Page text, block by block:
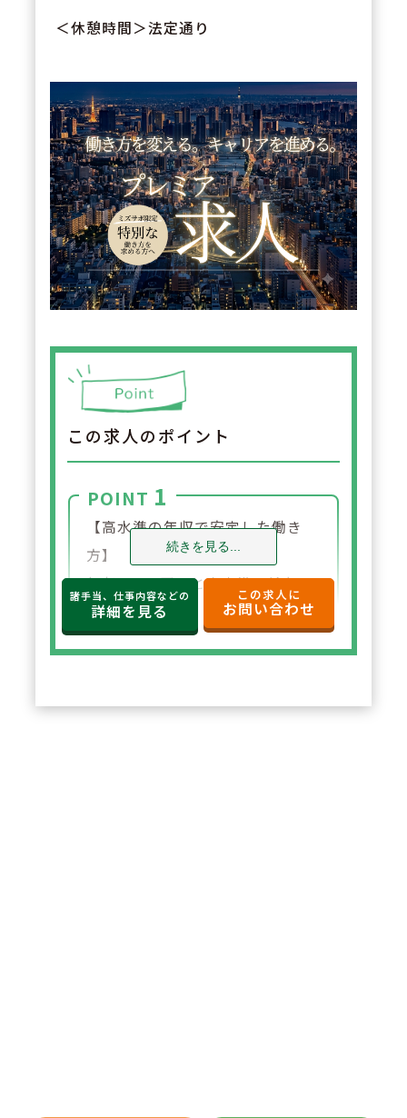
＜休憩時間＞法定通り
この求人のポイント
POINT 1
【高水準の年収で安定した働き
方】
年収650万円～と高水準の給与設
定。年俸制で収入の見通しも立て
やすく、選択した都道府県内で安
続きを見る...
諸手当、仕事内容などの
詳細を見る
この求人に
お問い合わせ